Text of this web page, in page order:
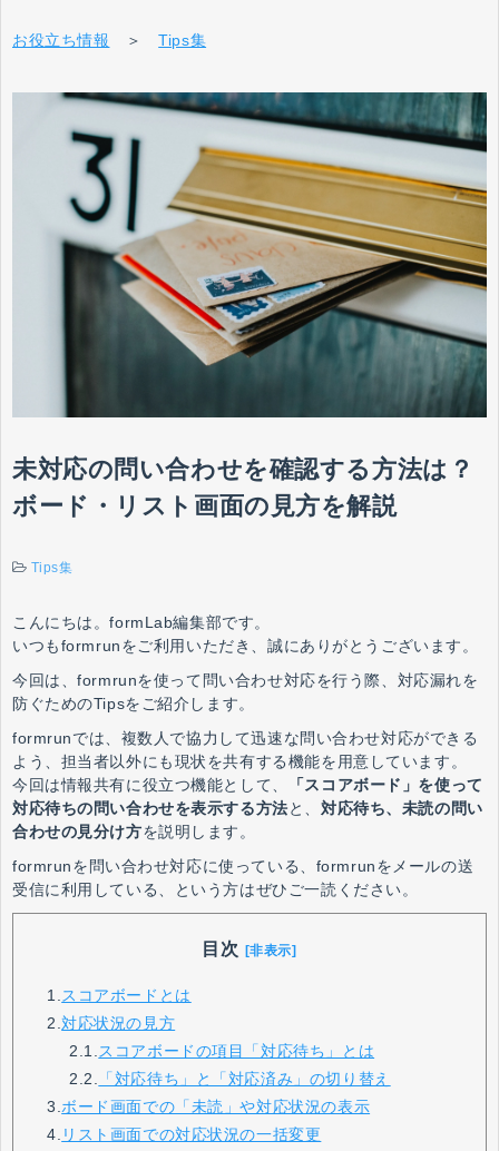
お役立ち情報 ＞Tips集
未対応の問い合わせを確認する方法は？
ボード・リスト画面の見方を解説
Tips集
こんにちは。formLab編集部です。
いつもformrunをご利用いただき、誠にありがとうございます。
今回は、formrunを使って問い合わせ対応を行う際、対応漏れを
防ぐためのTipsをご紹介します。
formrunでは、複数人で協力して迅速な問い合わせ対応ができる
よう、担当者以外にも現状を共有する機能を用意しています。
今回は情報共有に役立つ機能として、
「スコアボード」を使って
対応待ちの問い合わせを表示する方法と、 対応待ち、未読の問い
合わせの見分け方を説明します。
formrunを問い合わせ対応に使っている、formrunをメールの送
受信に利用している、という方はぜひご一読ください。
目次 [非表示]
1.
スコアボードとは
2.対応状況の見方
2.1.
スコアボードの項目「対応待ち」とは
2.2.
「対応待ち」と「対応済み」の切り替え
3. ボード画面での「未読」や対応状況の表示
4. リスト画面での対応状況の一括変更